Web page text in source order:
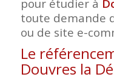
pour étudier à
toute demande
ou de site e-
Le
Douvres la